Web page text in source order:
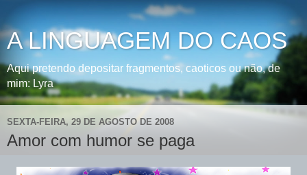
A LINGUAGEM DO CAOS
Aqui pretendo depositar fragmentos, caoticos ou não, de
mim: Lyra
SEXTA-FEIRA, 29 DE AGOSTO DE 2008
Amor com humor se paga